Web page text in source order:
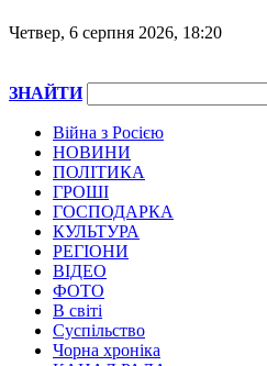
Четвер, 6 серпня 2026, 18:20
ЗНАЙТИ
Війна з Росією
НОВИНИ
ПОЛІТИКА
ГРОШІ
ГОСПОДАРКА
КУЛЬТУРА
РЕГІОНИ
ВІДЕО
ФОТО
В світі
Суспільство
Чорна хроніка